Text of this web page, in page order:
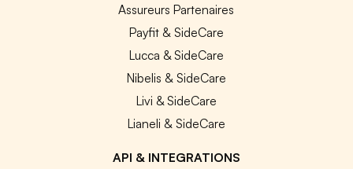
Assureurs Partenaires
Payfit & SideCare
Lucca & SideCare
Nibelis & SideCare
Livi & SideCare
Lianeli & SideCare
API & INTEGRATIONS